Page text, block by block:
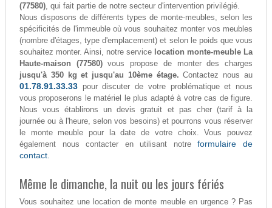
(77580), qui fait partie de notre secteur d'intervention privilégié.
Nous disposons de différents types de monte-meubles, selon les
spécificités de l'immeuble où vous souhaitez monter vos meubles
(nombre d'étages, type d'emplacement) et selon le poids que vous
souhaitez monter. Ainsi, notre service location monte-meuble La
Haute-maison (77580)vous propose de monter des charges
jusqu'à 350 kg et jusqu'au 10ème étage. Contactez nous au
01.78.91.33.33pour discuter de votre problématique et nous
vous proposerons le matériel le plus adapté à votre cas de figure.
Nous vous établirons un devis gratuit et pas cher (tarif à la
journée ou à l'heure, selon vos besoins) et pourrons vous réserver
le monte meuble pour la date de votre choix. Vous pouvez
également nous contacter en utilisant notreformulaire de
contact.
Même le dimanche, la nuit ou les jours fériés
Vous souhaitez une location de monte meuble en urgence ? Pas